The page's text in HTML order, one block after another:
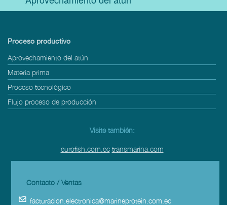
Proceso productivo
Aprovechamiento del atún
Materia prima
Proceso tecnológico
Flujo proceso de producción
Visite también:
eurofish.com.ec transmarina.com
Contacto / Ventas
facturacion.electronica@marineprotein.com.ec